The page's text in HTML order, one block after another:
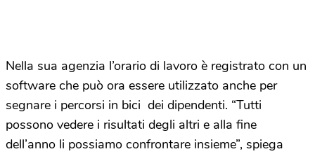
Nella sua agenzia l’orario di lavoro è registrato con un
software che può ora essere utilizzato anche per
segnare i percorsi in bici dei dipendenti. “Tutti
possono vedere i risultati degli altri e alla fine
dell’anno li possiamo confrontare insieme”, spiega